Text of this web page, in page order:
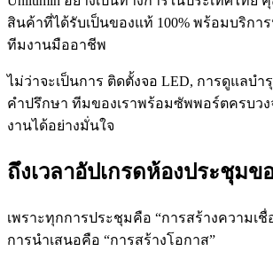
สินค้าที่ได้รับเป็นของแท้ 100% พร้อมบริกา
ทีมงานมืออาชีพ
ไม่ว่าจะเป็นการ ติดตั้งจอ LED, การดูแลบำ
คำปรึกษา ทีมของเราพร้อมซัพพอร์ตครบว
งานได้อย่างมั่นใจ
ถึงเวลาอัปเกรดห้องประชุม
เพราะทุกการประชุมคือ “การสร้างความเชื่
การนำเสนอคือ “การสร้างโอกาส”